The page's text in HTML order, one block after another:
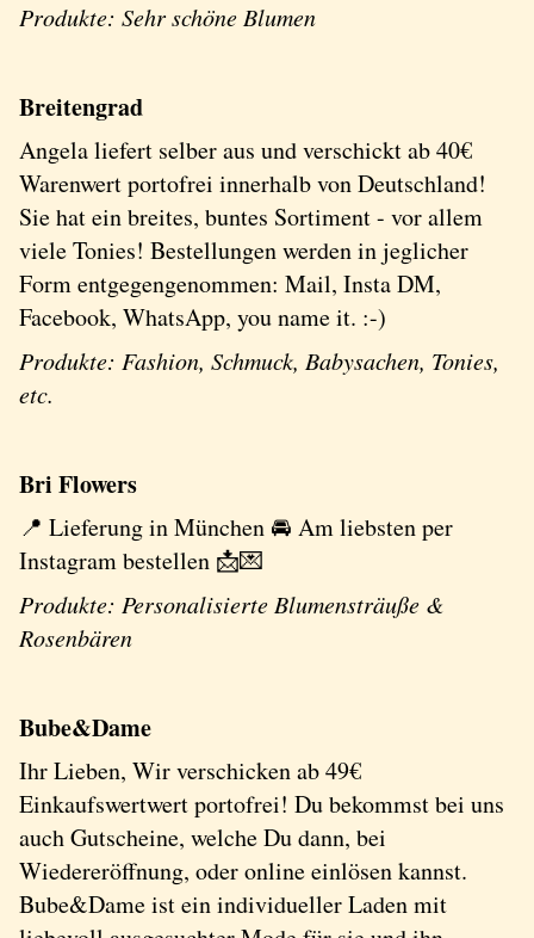
Produkte: Sehr schöne Blumen
Breitengrad
Angela liefert selber aus und verschickt ab 40€
Warenwert portofrei innerhalb von Deutschland!
Sie hat ein breites, buntes Sortiment - vor allem
viele Tonies! Bestellungen werden in jeglicher
Form entgegengenommen: Mail, Insta DM,
Facebook, WhatsApp, you name it. :-)
Produkte: Fashion, Schmuck, Babysachen, Tonies,
etc.
Bri Flowers
📍 Lieferung in München 🚘 Am liebsten per
Instagram bestellen 📩💌
Produkte: Personalisierte Blumensträuße &
Rosenbären
Bube&Dame
Ihr Lieben, Wir verschicken ab 49€
Einkaufswertwert portofrei! Du bekommst bei uns
auch Gutscheine, welche Du dann, bei
Wiedereröffnung, oder online einlösen kannst.
Bube&Dame ist ein individueller Laden mit